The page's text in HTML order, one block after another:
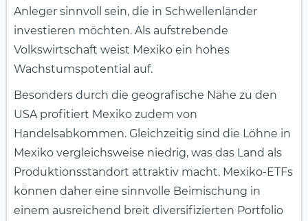
Anleger sinnvoll sein, die in Schwellenländer
investieren möchten. Als aufstrebende
Volkswirtschaft weist Mexiko ein hohes
Wachstumspotential auf.
Besonders durch die geografische Nähe zu den
USA profitiert Mexiko zudem von
Handelsabkommen. Gleichzeitig sind die Löhne in
Mexiko vergleichsweise niedrig, was das Land als
Produktionsstandort attraktiv macht. Mexiko-ETFs
können daher eine sinnvolle Beimischung in
einem ausreichend breit diversifizierten Portfolio